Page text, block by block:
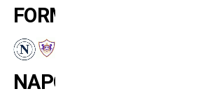
FORMAZIONI
NAPOLI